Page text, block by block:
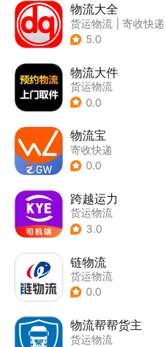
物流大全
货运物流
寄收快递
5.0
物流大件
货运物流
0.0
物流宝
寄收快递
0.0
跨越运力
货运物流
3.0
链物流
货运物流
0.0
物流帮帮货主
货运物流